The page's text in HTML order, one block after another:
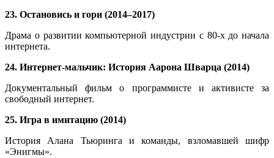
23. Остановись и гори (2014–2017)
Драма о развитии компьютерной индустрии с 80-х до начала
интернета.
24. Интернет-мальчик: История Аарона Шварца (2014)
Документальный фильм о программисте и активисте за
свободный интернет.
25. Игра в имитацию (2014)
История Алана Тьюринга и команды, взломавшей шифр
«Энигмы».